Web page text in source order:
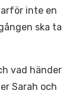
inte en
ska ta
vad händer
Sarah och